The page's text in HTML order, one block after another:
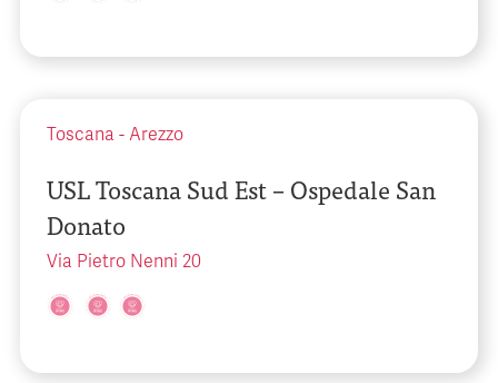
Toscana - Arezzo
USL Toscana Sud Est – Ospedale San
Donato
Via Pietro Nenni 20